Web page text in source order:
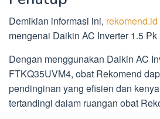
Demikian informasi ini, rekomend.id
mengenai Daikin AC Inverter 1.5
Dengan menggunakan Daikin AC
FTKQ35UVM4, obat Rekomend
pendinginan yang efisien dan
tertandingi dalam ruangan obat